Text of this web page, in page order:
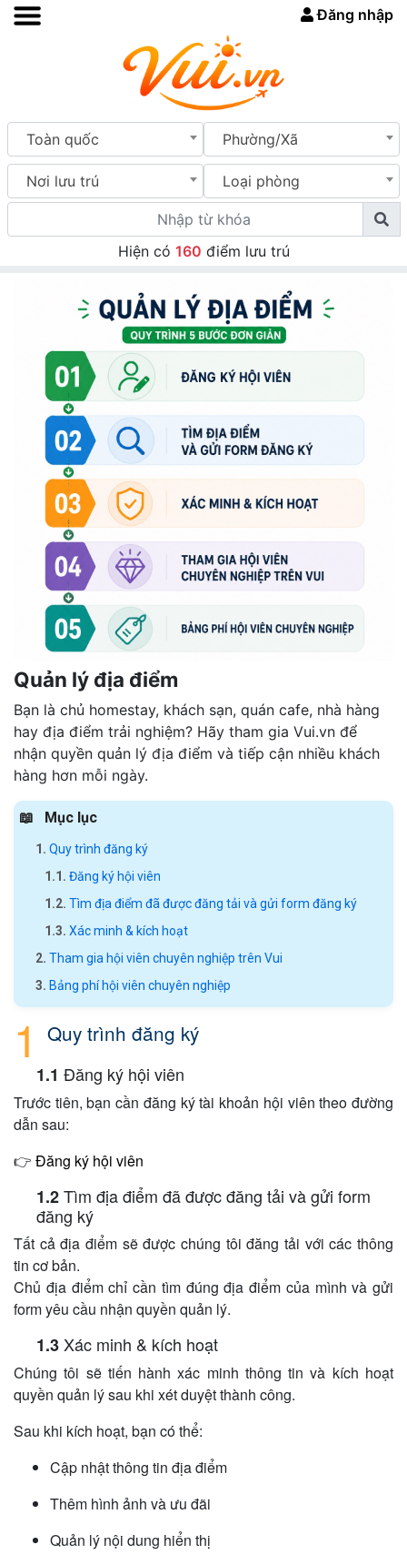
Đăng nhập
Toàn quốc Phường/Xã
Nơi lưu trú Loại phòng
Hiện có 160 điểm lưu trú
Quản lý địa điểm
Bạn là chủ homestay, khách sạn, quán cafe, nhà hàng
hay địa điểm trải nghiệm? Hãy tham gia Vui.vn để
nhận quyền quản lý địa điểm và tiếp cận nhiều khách
hàng hơn mỗi ngày.
Mục lục
Quy trình đăng ký
Đăng ký hội viên
Tìm địa điểm đã được đăng tải và gửi form đăng ký
Xác minh & kích hoạt
Tham gia hội viên chuyên nghiệp trên Vui
Bảng phí hội viên chuyên nghiệp
Quy trình đăng ký
Đăng ký hội viên
Trước tiên, bạn cần đăng ký tài khoản hội viên theo đường
dẫn sau:
👉 Đăng ký hội viên
Tìm địa điểm đã được đăng tải và gửi form
đăng ký
Tất cả địa điểm sẽ được chúng tôi đăng tải với các thông
tin cơ bản.
Chủ địa điểm chỉ cần tìm đúng địa điểm của mình và gửi
form yêu cầu nhận quyền quản lý.
Xác minh & kích hoạt
Chúng tôi sẽ tiến hành xác minh thông tin và kích hoạt
quyền quản lý sau khi xét duyệt thành công.
Sau khi kích hoạt, bạn có thể:
Cập nhật thông tin địa điểm
Thêm hình ảnh và ưu đãi
Quản lý nội dung hiển thị